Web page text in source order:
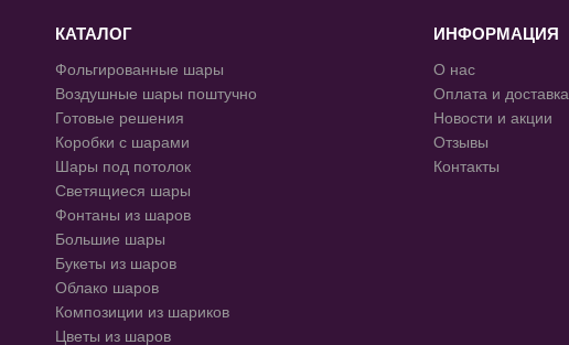
КАТАЛОГ
Фольгированные шары
Воздушные шары поштучно
Готовые решения
Коробки с шарами
Шары под потолок
Светящиеся шары
Фонтаны из шаров
Большие шары
Букеты из шаров
Облако шаров
Композиции из шариков
Цветы из шаров
ИНФОРМАЦИЯ
О нас
Оплата и доставка
Новости и акции
Отзывы
Контакты